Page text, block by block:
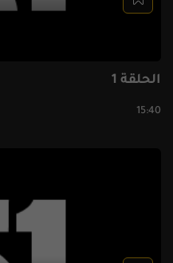
الحلقة 1
15:40